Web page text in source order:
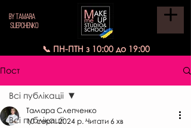
BY TAMARA
SLIEPCHENKO
📞 ПН-ПТН з 10:00 до 19:00
Пост
Всі публікаціі
Всі публікаціі
Тамара Слепченко
10 серп. 2024 р. Читати 6 хв